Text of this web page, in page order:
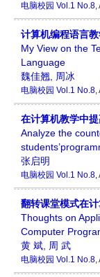
电脑校园 Vol.1 No.8,
计算机编程语言
My View on the
Language
魏佳翘
周冰
电脑校园 Vol.1 No.8,
在计算机教学中
Analyze the
张启明
电脑校园 Vol.1 No.8,
翻转课堂模式在
Thoughts on
Computer
黄 斌
周 武
电脑校园 Vol.1 No.8,